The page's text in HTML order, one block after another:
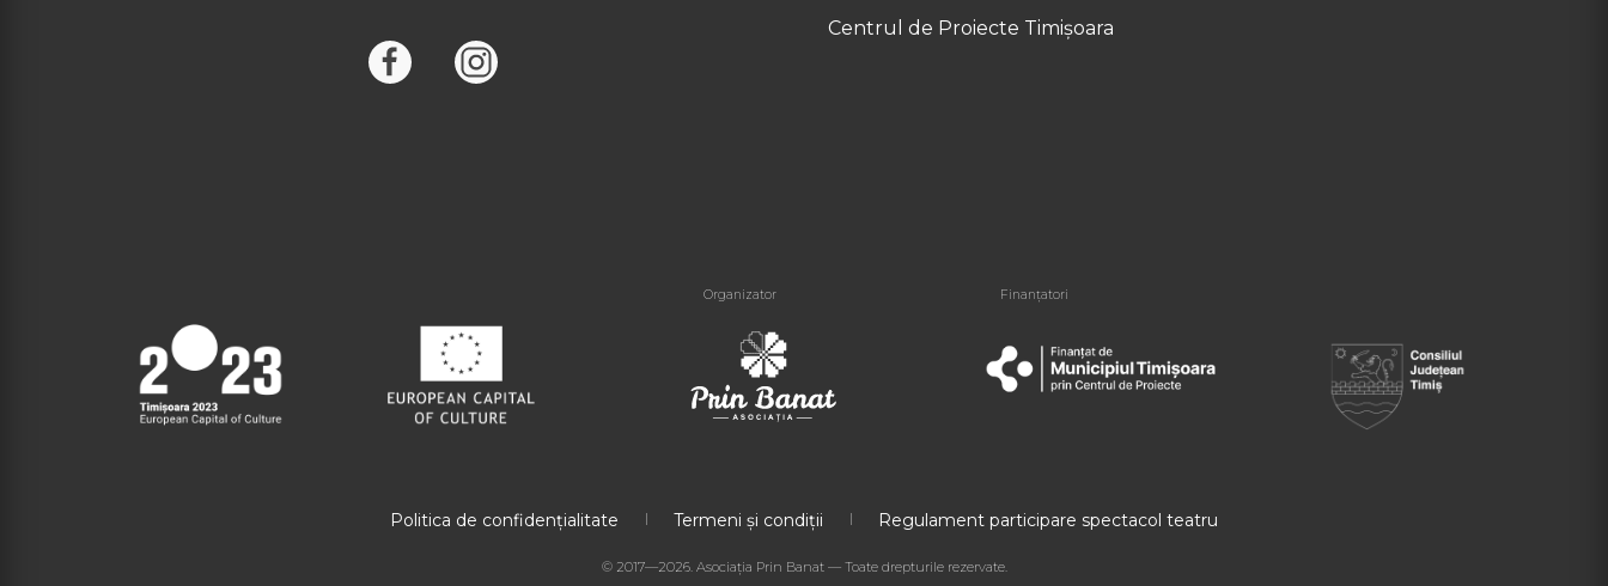
Centrul de Proiecte Timișoara
Organizator Finanțatori
Politica de confidențialitate Termeni și condiții Regulament participare spectacol teatru
© 2017—2026. Asociația Prin Banat — Toate drepturile rezervate.